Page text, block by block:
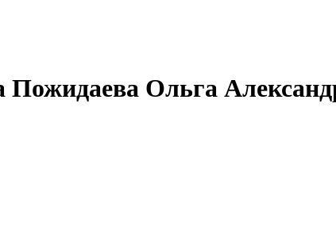
Пожидаева Ольга